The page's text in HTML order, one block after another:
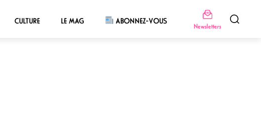
CULTURE LE MAG ABONNEZ-VOUS
Newsletters